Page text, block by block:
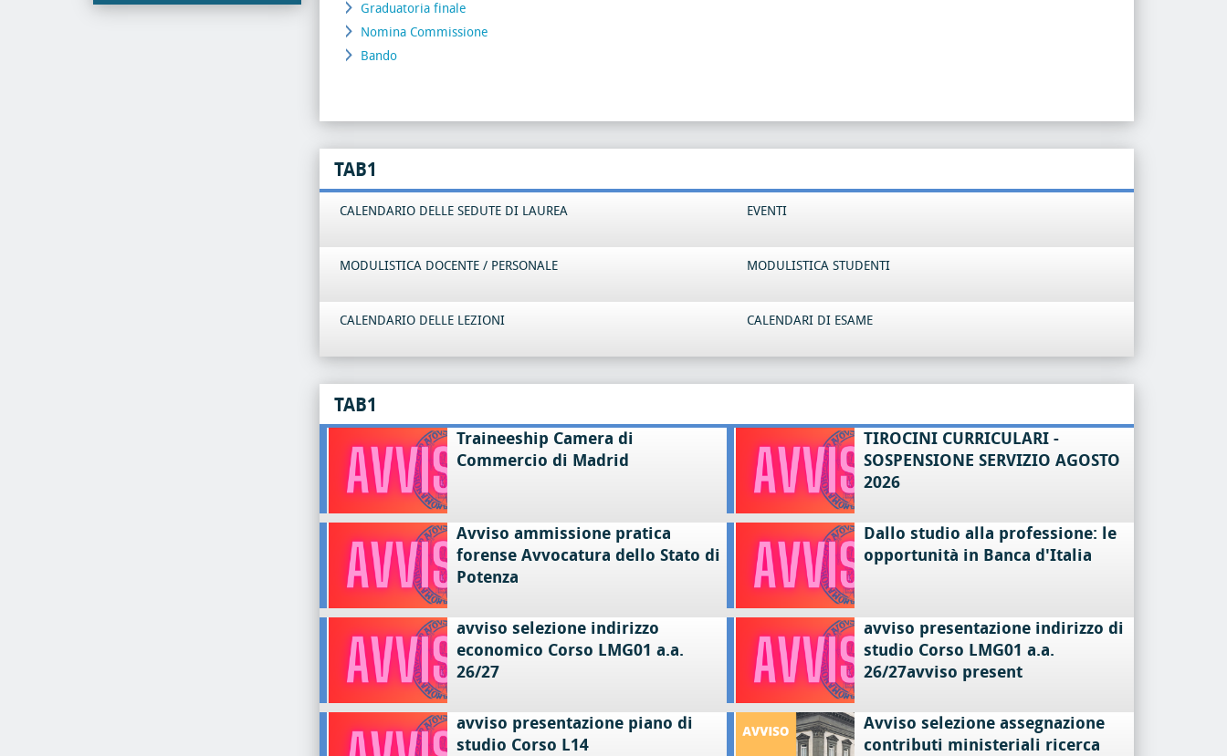
Graduatoria finale
Nomina Commissione
Bando
TAB1
CALENDARIO DELLE SEDUTE DI LAUREA EVENTI
MODULISTICA DOCENTE / PERSONALE MODULISTICA STUDENTI
CALENDARIO DELLE LEZIONI CALENDARI DI ESAME
TAB1
Traineeship Camera di
Commercio di Madrid
TIROCINI CURRICULARI -
SOSPENSIONE SERVIZIO AGOSTO
2026
Avviso ammissione pratica
forense Avvocatura dello Stato di
Potenza
Dallo studio alla professione: le
opportunità in Banca d'Italia
avviso selezione indirizzo
economico Corso LMG01 a.a.
26/27
avviso presentazione indirizzo di
studio Corso LMG01 a.a.
26/27avviso present
avviso presentazione piano di
studio Corso L14
Avviso selezione assegnazione
contributi ministeriali ricerca